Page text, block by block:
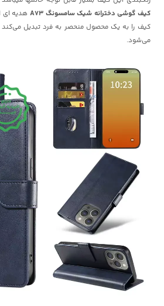
کیف گوشی دخترانه شیک سامسونگ A73
هدیه ای
کیف را به یک محصول منحصر به فرد تبدیل می‌کند
می‌شود.